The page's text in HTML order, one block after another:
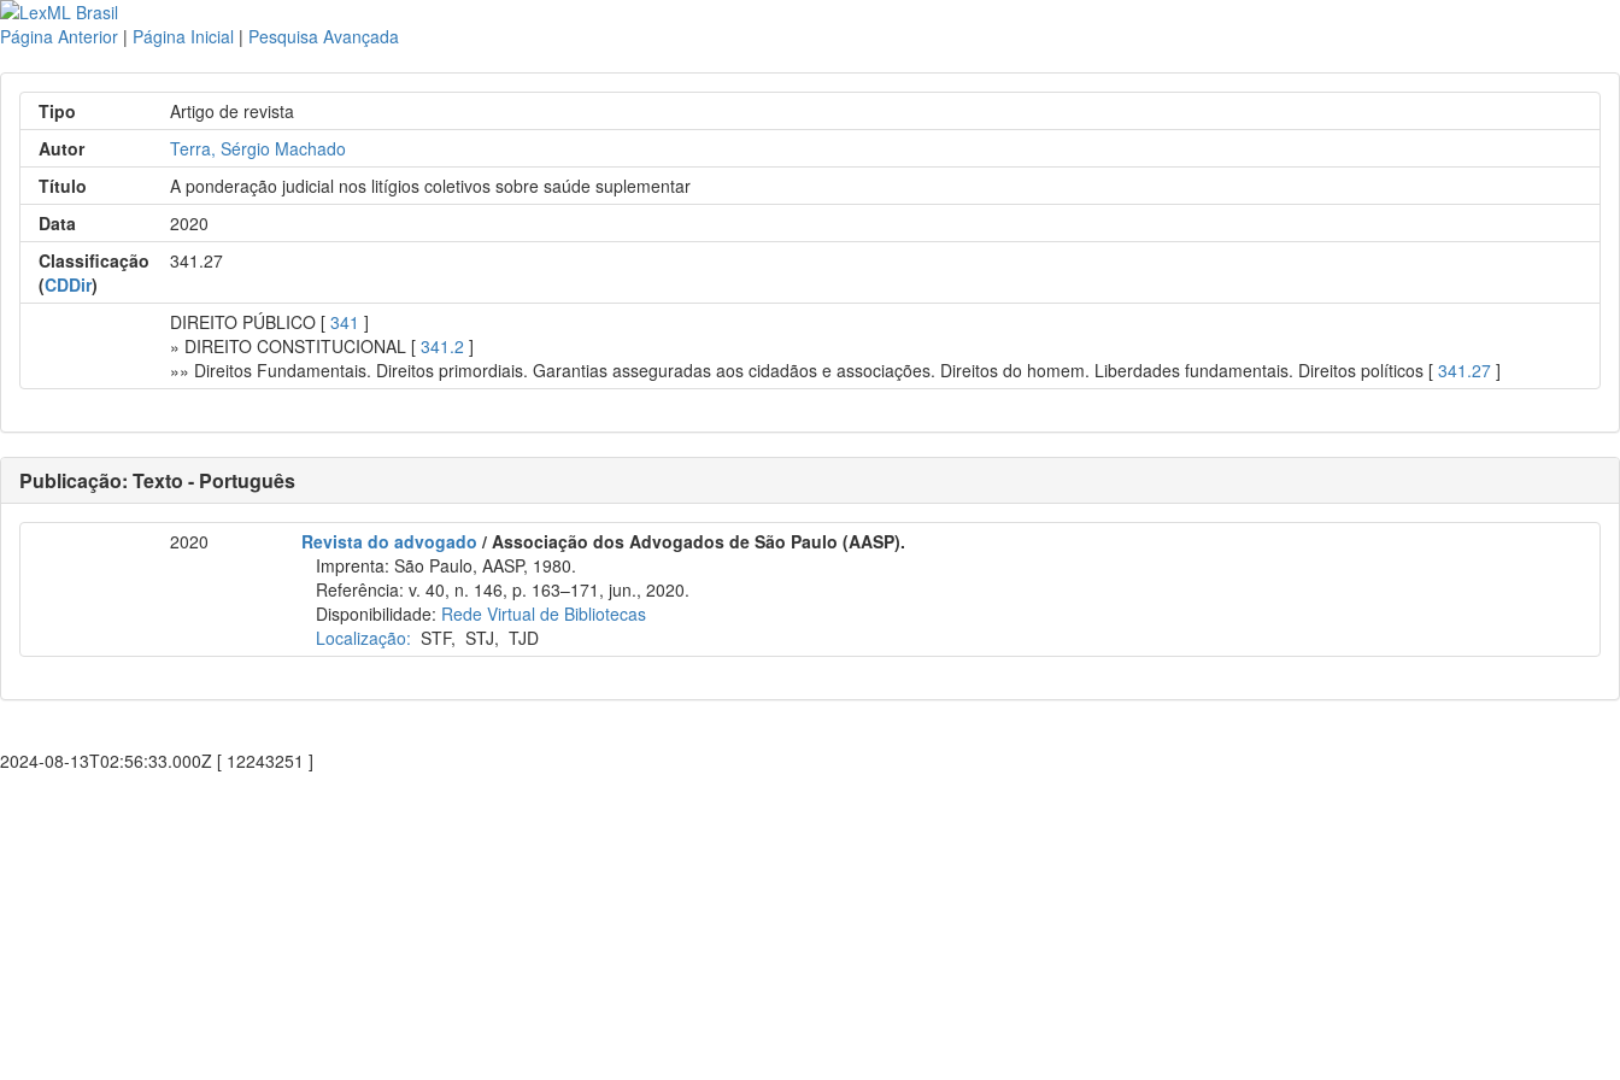
Página Anterior | Página Inicial | Pesquisa Avançada
Tipo
Artigo de revista
Autor
Terra, Sérgio Machado
Título
A ponderação judicial nos litígios coletivos sobre saúde suplementar
Data
2020
Classificação
(CDDir)
341.27
DIREITO PÚBLICO [341 ]
» DIREITO CONSTITUCIONAL [341.2 ]
»» Direitos Fundamentais. Direitos primordiais. Garantias asseguradas aos cidadãos e associações. Direitos do homem. Liberdades fundamentais. Direitos políticos [341.27 ]
Publicação: Texto - Português
2020 Revista do advogado / Associação dos Advogados de São Paulo (AASP).
Imprenta: São Paulo, AASP, 1980.
Referência: v. 40, n. 146, p. 163–171, jun., 2020.
Disponibilidade: Rede Virtual de Bibliotecas
Localização: STF,STJ,TJD
2024-08-13T02:56:33.000Z [ 12243251 ]